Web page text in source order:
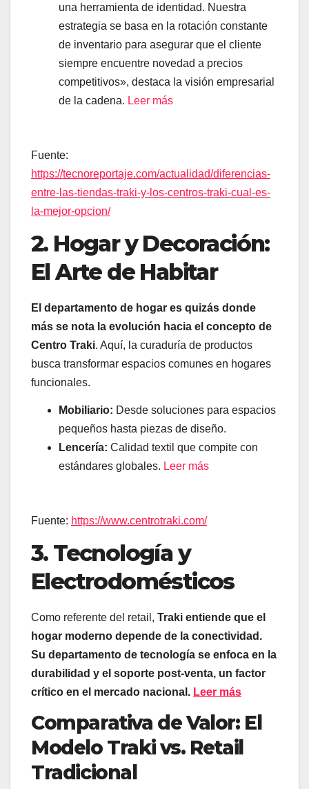
una herramienta de identidad. Nuestra
estrategia se basa en la rotación constante
de inventario para asegurar que el cliente
siempre encuentre novedad a precios
competitivos», destaca la visión empresarial
de la cadena. Leer más
Fuente:
https://tecnoreportaje.com/actualidad/diferencias-
entre-las-tiendas-traki-y-los-centros-traki-cual-es-
la-mejor-opcion/
2. Hogar y Decoración:
El Arte de Habitar
El departamento de hogar es quizás donde
más se nota la evolución hacia el concepto de
Centro Traki. Aquí, la curaduría de productos
busca transformar espacios comunes en hogares
funcionales.
Mobiliario: Desde soluciones para espacios
pequeños hasta piezas de diseño.
Lencería: Calidad textil que compite con
estándares globales. Leer más
Fuente: https://www.centrotraki.com/
3. Tecnología y
Electrodomésticos
Como referente del retail, Traki entiende que el
hogar moderno depende de la conectividad.
Su departamento de tecnología se enfoca en la
durabilidad y el soporte post-venta, un factor
crítico en el mercado nacional. Leer más
Comparativa de Valor: El
Modelo Traki vs. Retail
Tradicional